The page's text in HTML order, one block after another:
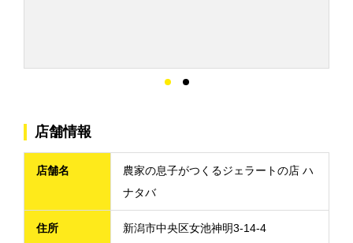
店舗情報
店舗名
農家の息子がつくるジェラートの店 ハ
ナタバ
住所 新潟市中央区女池神明3-14-4